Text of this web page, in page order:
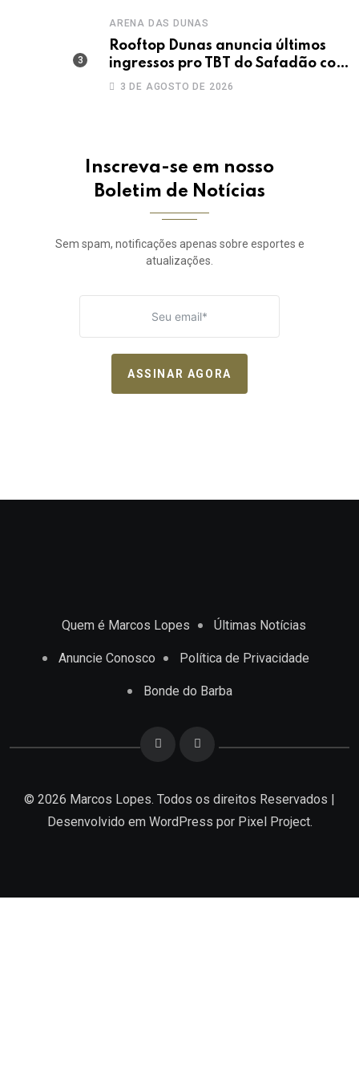
ARENA DAS DUNAS
Rooftop Dunas anuncia últimos
ingressos pro TBT do Safadão com
virada de lote nesta terça (04)
3 DE AGOSTO DE 2026
Inscreva-se em nosso
Boletim de Notícias
Sem spam, notificações apenas sobre esportes e
atualizações.
ASSINAR AGORA
Quem é Marcos Lopes Últimas Notícias
Anuncie Conosco Política de Privacidade
Bonde do Barba
© 2026 Marcos Lopes. Todos os direitos Reservados |
Desenvolvido em WordPress por Pixel Project.